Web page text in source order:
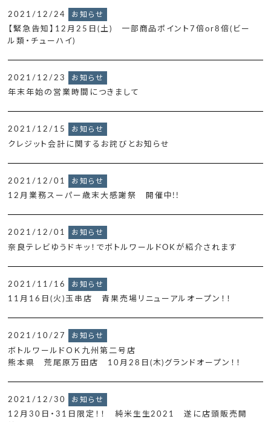
2021/12/24 お知らせ
【緊急告知】12月25日(土) 一部商品ポイント7倍or8倍(ビー
ル類・チューハイ)
2021/12/23 お知らせ
年末年始の営業時間につきまして
2021/12/15 お知らせ
クレジット会計に関するお詫びとお知らせ
2021/12/01 お知らせ
12月業務スーパー歳末大感謝祭 開催中!!
2021/12/01 お知らせ
奈良テレビゆうドキッ！でボトルワールドOKが紹介されます
2021/11/16 お知らせ
11月16日(火)玉串店 青果売場リニューアルオープン！！
2021/10/27 お知らせ
ボトルワールドＯＫ九州第二号店
熊本県 荒尾原万田店 10月28日(木)グランドオープン！！
2021/12/30 お知らせ
12月30日・31日限定！！ 純米生生2021 遂に店頭販売開